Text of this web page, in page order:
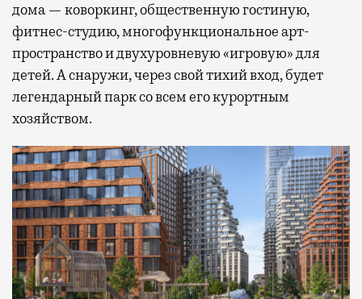
дома — коворкинг, общественную гостиную,
фитнес-студию, многофункциональное арт-
пространство и двухуровневую «игровую» для
детей. А снаружи, через свой тихий вход, будет
легендарный парк со всем его курортным
хозяйством.